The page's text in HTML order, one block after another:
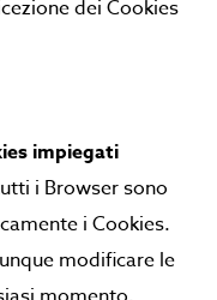
dei Cookies
impiegati
i Browser sono
i Cookies.
modificare le